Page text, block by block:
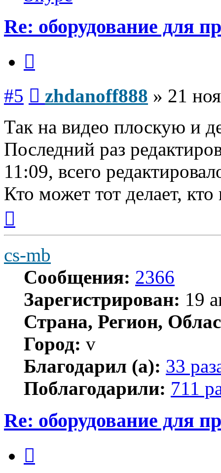
Re: оборудование для
#5 zhdanoff888 » 21
Так на видео плоскую и
Последний раз
11:09, всего
Кто может тот делает,
началу
cs-mb
Сообщения: 2366
Зарегистрирован: 19
Страна, Регион,
Город: v
Благодарил (а): 33
Поблагодарили: 711
Re: оборудование для